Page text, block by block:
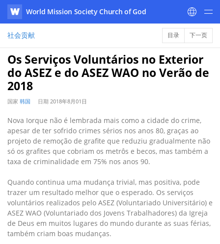
WATV
World Mission Society Church of God
社会贡献 目录 下一页
Os Serviços Voluntários no Exterior
do ASEZ e do ASEZ WAO no Verão de
2018
国家 韩国 日期 2018年8月01日
Nova Iorque não é lembrada mais como a cidade do crime,
apesar de ter sofrido crimes sérios nos anos 80, graças ao
projeto de remoção de grafite que reduziu gradualmente não
só os grafites que cobriam os metrôs e becos, mas também a
taxa de criminalidade em 75% nos anos 90.
Quando continua uma mudança trivial, mas positiva, pode
trazer um resultado melhor que o esperado. Os serviços
voluntários realizados pelo ASEZ (Voluntariado Universitário) e
ASEZ WAO (Voluntariado dos Jovens Trabalhadores) da Igreja
de Deus em muitos lugares do mundo durante as suas férias,
também criam boas mudanças.